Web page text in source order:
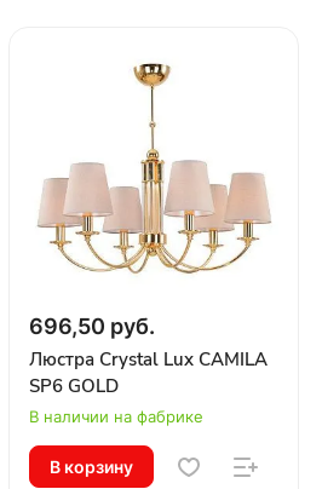
696,50 руб.
Люстра Crystal Lux CAMILA
SP6 GOLD
В наличии на фабрике
В корзину